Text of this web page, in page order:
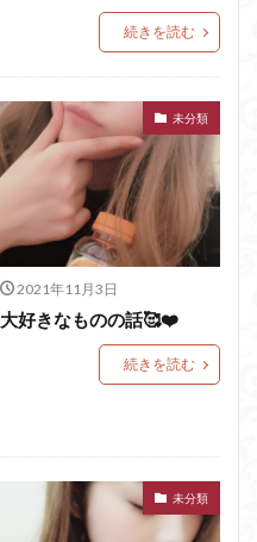
続きを読む
未分類
2021年11月3日
大好きなものの話🥰❤️
続きを読む
未分類